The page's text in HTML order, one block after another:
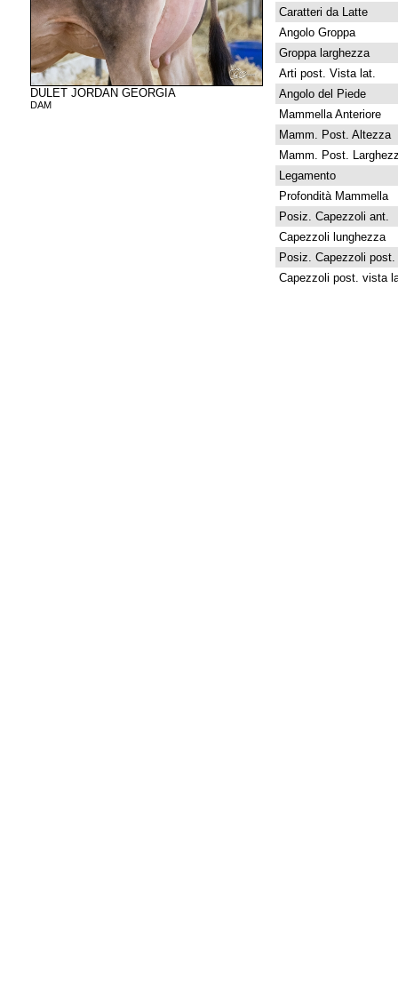
DULET JORDAN GEORGIA
DAM
Caratteri da Latte
Angolo Groppa
Groppa larghezza
Arti post. Vista lat.
Angolo del Piede
Mammella Anteriore
Mamm. Post. Altezza
Mamm. Post.
Legamento
Profondità Mammella
Posiz. Capezzoli ant.
Capezzoli lunghezza
Posiz. Capezzoli post.
Capezzoli post. vista